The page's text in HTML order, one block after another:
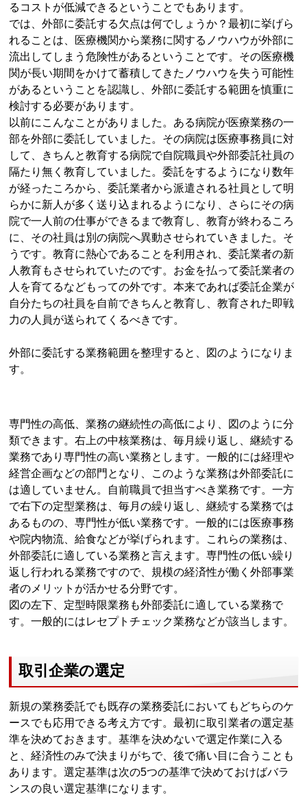
るコストが低減できるということでもあります。
では、外部に委託する欠点は何でしょうか？最初に挙げら
れることは、医療機関から業務に関するノウハウが外部に
流出してしまう危険性があるということです。その医療機
関が長い期間をかけて蓄積してきたノウハウを失う可能性
があるということを認識し、外部に委託する範囲を慎重に
検討する必要があります。
以前にこんなことがありました。ある病院が医療業務の一
部を外部に委託していました。その病院は医療事務員に対
して、きちんと教育する病院で自院職員や外部委託社員の
隔たり無く教育していました。委託をするようになり数年
が経ったころから、委託業者から派遣される社員として明
らかに新人が多く送り込まれるようになり、さらにその病
院で一人前の仕事ができるまで教育し、教育が終わるころ
に、その社員は別の病院へ異動させられていきました。そ
うです。教育に熱心であることを利用され、委託業者の新
人教育もさせられていたのです。お金を払って委託業者の
人を育てるなどもっての外です。本来であれば委託企業が
自分たちの社員を自前できちんと教育し、教育された即戦
力の人員が送られてくるべきです。
外部に委託する業務範囲を整理すると、図のようになりま
す。
専門性の高低、業務の継続性の高低により、図のように分
類できます。右上の中核業務は、毎月繰り返し、継続する
業務であり専門性の高い業務とします。一般的には経理や
経営企画などの部門となり、このような業務は外部委託に
は適していません。自前職員で担当すべき業務です。一方
で右下の定型業務は、毎月の繰り返し、継続する業務では
あるものの、専門性が低い業務です。一般的には医療事務
や院内物流、給食などが挙げられます。これらの業務は、
外部委託に適している業務と言えます。専門性の低い繰り
返し行われる業務ですので、規模の経済性が働く外部事業
者のメリットが活かせる分野です。
図の左下、定型時限業務も外部委託に適している業務で
す。一般的にはレセプトチェック業務などが該当します。
取引企業の選定
新規の業務委託でも既存の業務委託においてもどちらのケ
ースでも応用できる考え方です。最初に取引業者の選定基
準を決めておきます。基準を決めないで選定作業に入る
と、経済性のみで決まりがちで、後で痛い目に合うことも
あります。選定基準は次の5つの基準で決めておけばバラ
ンスの良い選定基準になります。